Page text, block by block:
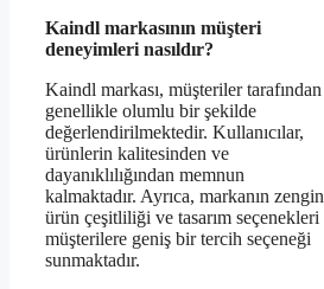
Kaindl markasının müşteri
deneyimleri nasıldır?
Kaindl markası, müşteriler tarafından
genellikle olumlu bir şekilde
değerlendirilmektedir. Kullanıcılar,
ürünlerin kalitesinden ve
dayanıklılığından memnun
kalmaktadır. Ayrıca, markanın zengin
ürün çeşitliliği ve tasarım seçenekleri
müşterilere geniş bir tercih seçeneği
sunmaktadır.